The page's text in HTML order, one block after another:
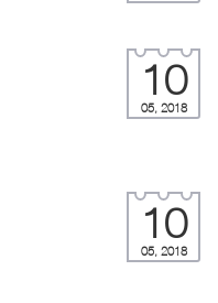
10
05, 2018
10
05, 2018